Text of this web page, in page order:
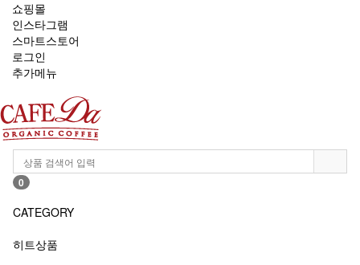
쇼핑몰
인스타그램
스마트스토어
로그인
추가메뉴
0
CATEGORY
히트상품